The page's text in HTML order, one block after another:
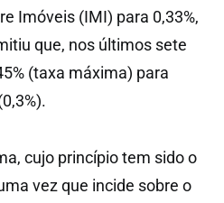
Imóveis (IMI) para 0,33%,
que, nos últimos sete
(taxa máxima) para
cujo princípio tem sido o
vez que incide sobre o